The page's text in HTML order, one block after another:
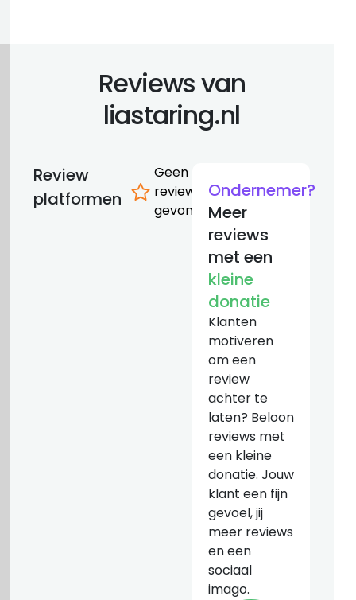
Reviews van
liastaring.nl
Review
platformen
Geen
reviews
gevonden
Ondernemer?
Meer
reviews
met een
kleine
donatie
Klanten
motiveren
om een
review
achter te
laten? Beloon
reviews met
een kleine
donatie. Jouw
klant een fijn
gevoel, jij
meer reviews
en een
sociaal
imago.